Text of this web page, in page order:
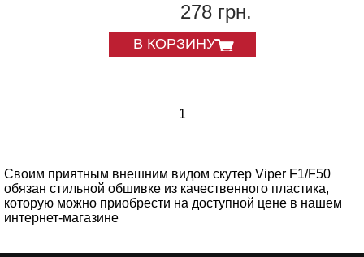
278 грн.
В КОРЗИНУ
1
Своим приятным внешним видом скутер Viper F1/F50
обязан стильной обшивке из качественного пластика,
которую можно приобрести на доступной цене в нашем
интернет-магазине